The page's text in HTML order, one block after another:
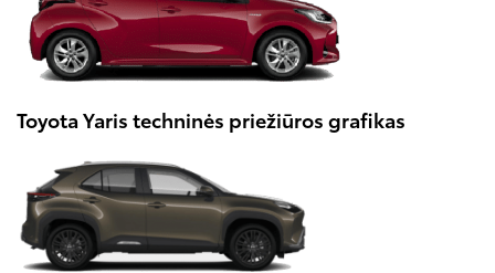
Toyota Yaris techninės priežiūros grafikas